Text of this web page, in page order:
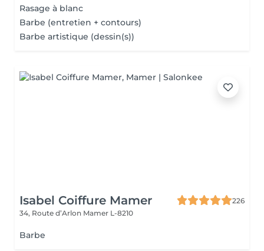
Rasage à blanc
Barbe (entretien + contours)
Barbe artistique (dessin(s))
Isabel Coiffure Mamer
226
34, Route d’Arlon Mamer L-8210
Barbe